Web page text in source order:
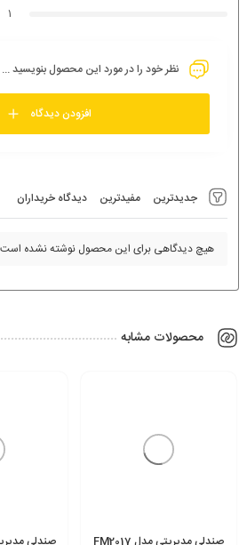
جدیدترین مفیدترین دیدگاه خریداران
هیچ دیدگاهی برای این محصول نوشته نشده
1
نظر خود را در مورد این محصول بنویسید ...
افزودن دیدگاه
محصولات مشابه